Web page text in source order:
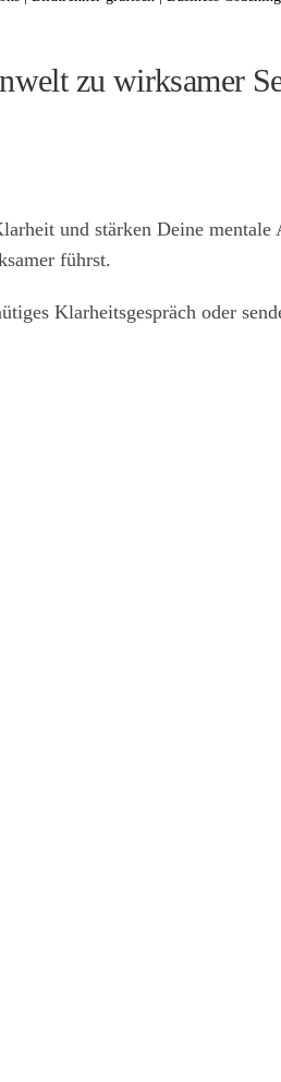
zu wirksamer
und stärken Deine
führst.
Klarheitsgespräch oder